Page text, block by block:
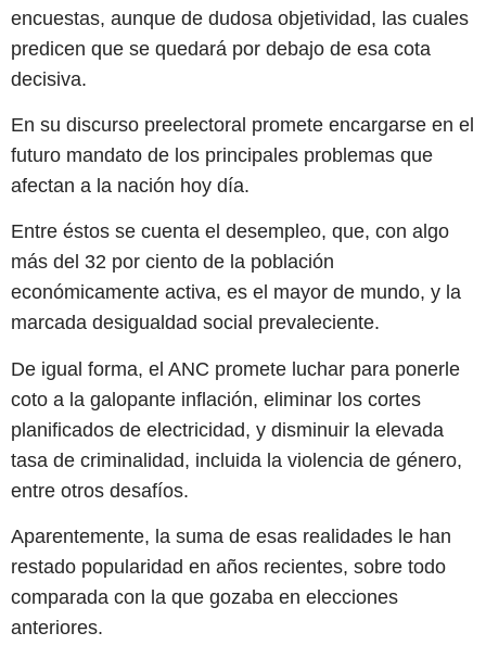
encuestas, aunque de dudosa objetividad, las cuales
predicen que se quedará por debajo de esa cota
decisiva.
En su discurso preelectoral promete encargarse en el
futuro mandato de los principales problemas que
afectan a la nación hoy día.
Entre éstos se cuenta el desempleo, que, con algo
más del 32 por ciento de la población
económicamente activa, es el mayor de mundo, y la
marcada desigualdad social prevaleciente.
De igual forma, el ANC promete luchar para ponerle
coto a la galopante inflación, eliminar los cortes
planificados de electricidad, y disminuir la elevada
tasa de criminalidad, incluida la violencia de género,
entre otros desafíos.
Aparentemente, la suma de esas realidades le han
restado popularidad en años recientes, sobre todo
comparada con la que gozaba en elecciones
anteriores.